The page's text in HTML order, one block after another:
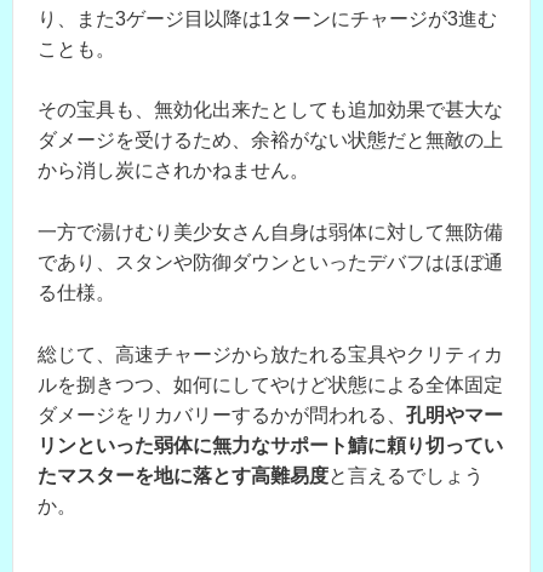
り、また3ゲージ目以降は1ターンにチャージが3進む
ことも。
その宝具も、無効化出来たとしても追加効果で甚大な
ダメージを受けるため、余裕がない状態だと無敵の上
から消し炭にされかねません。
一方で湯けむり美少女さん自身は弱体に対して無防備
であり、スタンや防御ダウンといったデバフはほぼ通
る仕様。
総じて、高速チャージから放たれる宝具やクリティカ
ルを捌きつつ、如何にしてやけど状態による全体固定
ダメージをリカバリーするかが問われる、 孔明やマー
リンといった弱体に無力なサポート鯖に頼り切ってい
たマスターを地に落とす高難易度と言えるでしょう
か。